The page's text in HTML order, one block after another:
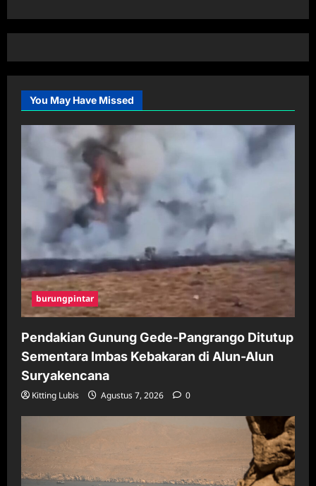
You May Have Missed
burungpintar
Pendakian Gunung Gede-Pangrango Ditutup
Sementara Imbas Kebakaran di Alun-Alun
Suryakencana
Kitting Lubis Agustus 7, 2026 0